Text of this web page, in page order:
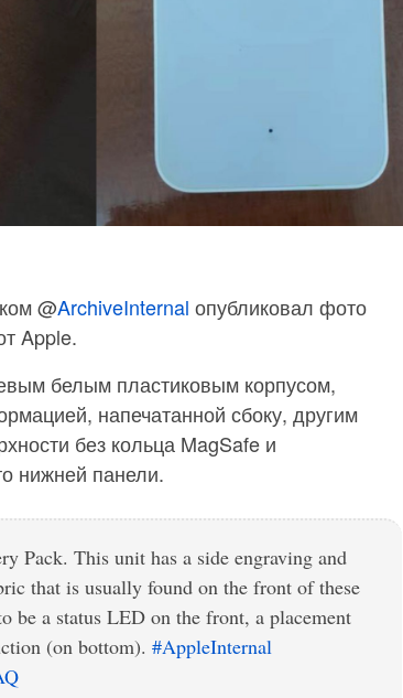
@ArchiveInternal опубликовал фото
Apple.
белым пластиковым корпусом,
напечатанной сбоку, другим
без кольца MagSafe и
нижней панели.
Pack. This unit has a side engraving and
that is usually found on the front of these
be a status LED on the front, a placement
(on bottom). #AppleInternal